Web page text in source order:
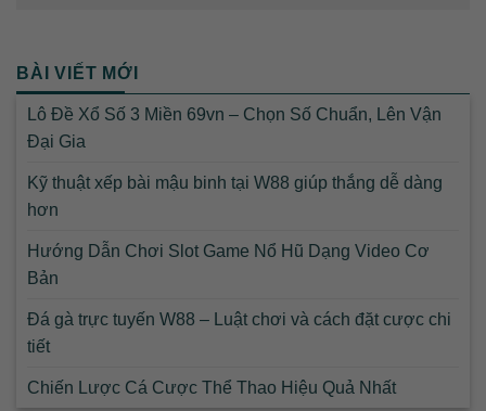
BÀI VIẾT MỚI
Lô Đề Xổ Số 3 Miền 69vn – Chọn Số Chuẩn, Lên Vận
Đại Gia
Kỹ thuật xếp bài mậu binh tại W88 giúp thắng dễ dàng
hơn
Hướng Dẫn Chơi Slot Game Nổ Hũ Dạng Video Cơ
Bản
Đá gà trực tuyến W88 – Luật chơi và cách đặt cược chi
tiết
Chiến Lược Cá Cược Thể Thao Hiệu Quả Nhất